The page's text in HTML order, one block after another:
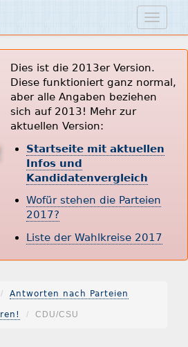
Dies ist die 2013er Version.
Diese funktioniert ganz normal,
aber alle Angaben beziehen
sich auf 2013! Mehr zur
aktuellen Version:
Startseite mit aktuellen
Infos und
Kandidatenvergleich
Wofür stehen die Parteien
2017?
Liste der Wahlkreise 2017
Antworten nach Parteien
CDU/CSU